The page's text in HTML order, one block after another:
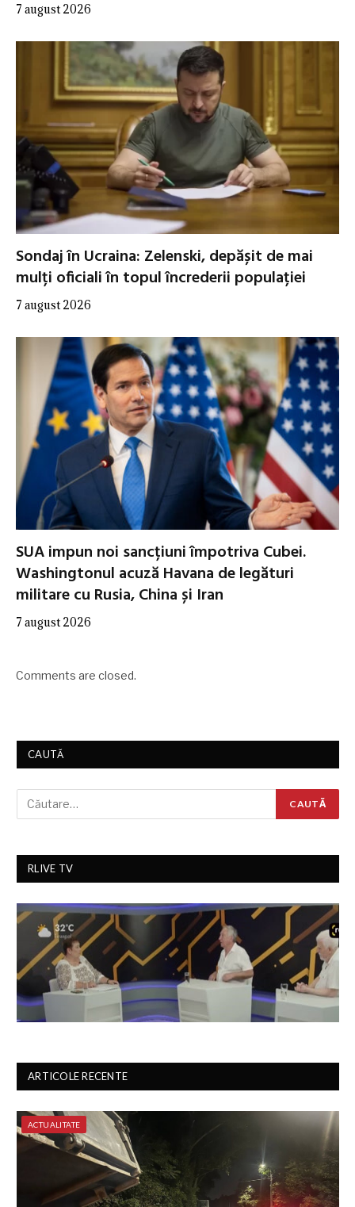
7 august 2026
Sondaj în Ucraina: Zelenski, depășit de mai
mulți oficiali în topul încrederii populației
7 august 2026
SUA impun noi sancțiuni împotriva Cubei.
Washingtonul acuză Havana de legături
militare cu Rusia, China și Iran
7 august 2026
Comments are closed.
CAUTĂ
RLIVE TV
ARTICOLE RECENTE
ACTUALITATE